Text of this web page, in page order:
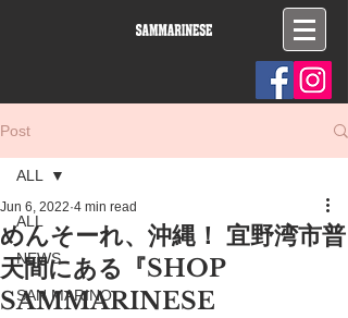
Post
ALL
NEWS
SAN MARINO
ALL
めんそーれ、沖縄！ 宜野湾市普
天間にある『SHOP
SAMMARINESE
Jun 6, 2022 4 min read